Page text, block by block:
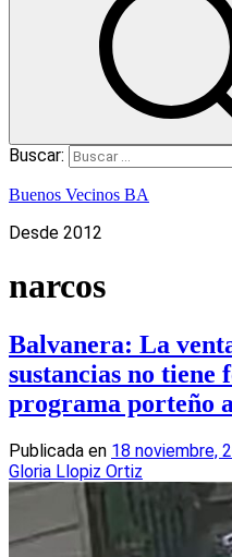
Buscar:
Buenos Vecinos BA
Desde 2012
narcos
Balvanera: La
sustancias no tiene
programa porteño
Publicada en 18 noviembre,
Gloria Llopiz Ortiz